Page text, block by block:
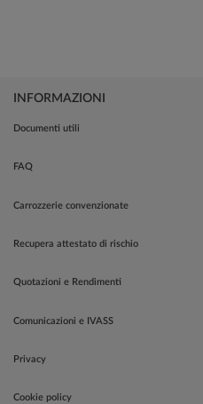
INFORMAZIONI
Documenti utili
FAQ
Carrozzerie convenzionate
Recupera attestato di rischio
Quotazioni e Rendimenti
Comunicazioni e IVASS
Privacy
Cookie policy